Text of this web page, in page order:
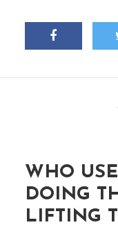
WHO
DOING
LIFTING